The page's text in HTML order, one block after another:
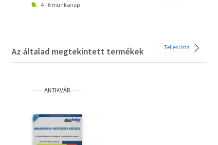
4 - 6 munkanap
Az általad megtekintett termékek Teljes lista
ANTIKVÁR